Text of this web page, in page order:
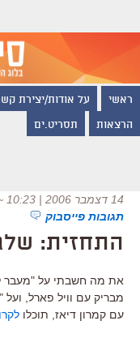
ראשי על אודות/יצירת
הרצאות תסריט.ים
14 דצמבר 2006 | 10:23
תגובות פייסבוק
התחזית:
את מה חשבתי על "מעבר
מבריק עם וויל פארל,
עם קמרון דיאז, תוכלו